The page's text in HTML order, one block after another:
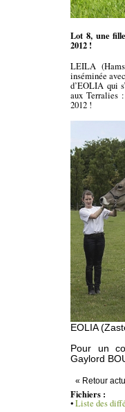
Lot 8, une
2012 !
LEILA
inséminée
d’EOLIA qui
aux Terralies
2012 !
EOLIA
Pour un
Gaylord
« Retour
Fichiers :
•Liste des